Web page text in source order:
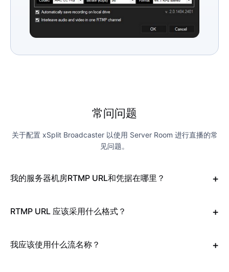
常问问题
关于配置 xSplit Broadcaster 以使用 Server Room 进行直播的常
见问题。
我的服务器机房RTMP URL和凭据在哪里？
RTMP URL 应该采用什么格式？
我应该使用什么流名称？